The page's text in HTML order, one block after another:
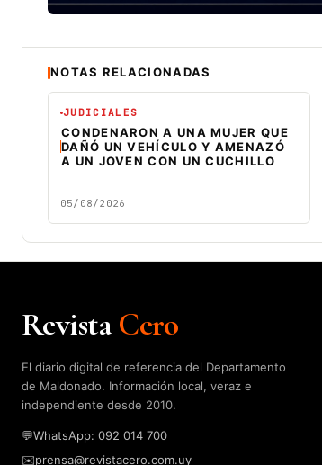
NOTAS RELACIONADAS
JUDICIALES
CONDENARON A UNA MUJER QUE
DAÑÓ UN VEHÍCULO Y AMENAZÓ
A UN JOVEN CON UN CUCHILLO
05/08/2026
RevistaCero
El diario digital de referencia del Departamento
de Maldonado. Información local, veraz e
independiente desde 2010.
💬WhatsApp: 092 014 700
✉️prensa@revistacero.com.uy